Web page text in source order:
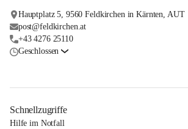
Hauptplatz 5, 9560 Feldkirchen in Kärnten, AUT
post@feldkirchen.at
+43 4276 25110
Geschlossen
Schnellzugriffe
Hilfe im Notfall